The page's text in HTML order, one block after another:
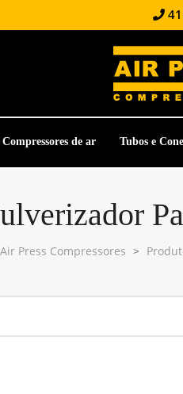
Compressores de ar Tubos e
Air Press Compressores >